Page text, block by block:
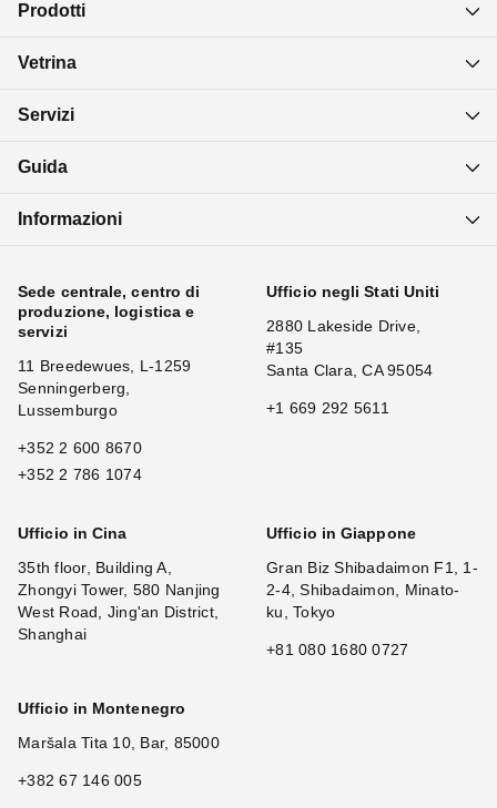
Prodotti
Vetrina
Servizi
Guida
Informazioni
Sede centrale, centro di
produzione, logistica e
servizi
11 Breedewues, L-1259
Senningerberg,
Lussemburgo
+352 2 600 8670
+352 2 786 1074
Ufficio negli Stati Uniti
2880 Lakeside Drive,
#135
Santa Clara, CA 95054
+1 669 292 5611
Ufficio in Cina
35th floor, Building A,
Zhongyi Tower, 580 Nanjing
West Road, Jing'an District,
Shanghai
Ufficio in Giappone
Gran Biz Shibadaimon F1, 1-
2-4, Shibadaimon, Minato-
ku, Tokyo
+81 080 1680 0727
Ufficio in Montenegro
Maršala Tita 10, Bar, 85000
+382 67 146 005